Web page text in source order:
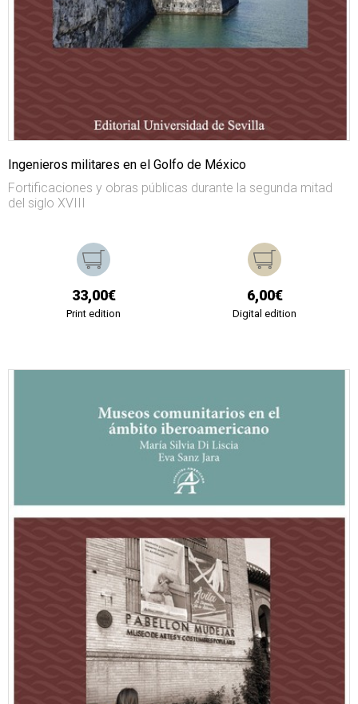
Ingenieros militares en el Golfo de México
Fortificaciones y obras públicas durante la segunda mitad
del siglo XVIII
33,00€
Print edition
6,00€
Digital edition